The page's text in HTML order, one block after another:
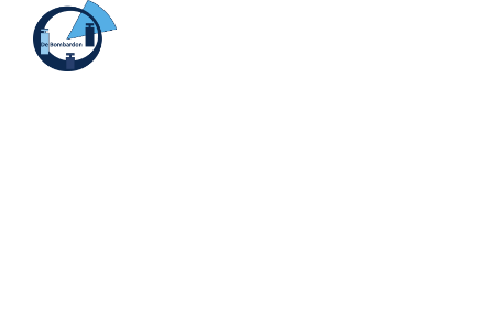
Bombardon
Almeerse Scholen Groep